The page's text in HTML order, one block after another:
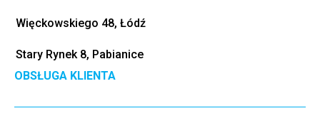
Więckowskiego 48, Łódź
Stary Rynek 8, Pabianice
OBSŁUGA KLIENTA